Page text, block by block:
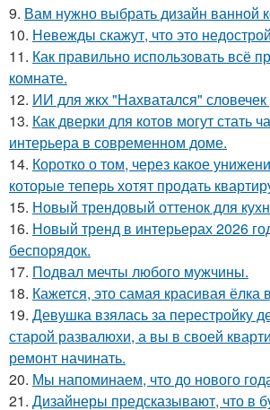
9. Вам нужно выбрать дизайн ванной
10. Невежды скажут, что это
11. Как правильно использовать всё
комнате.
12. ИИ для жкх "Нахватался" словечек
13. Как дверки для котов могут стать
интерьера в современном доме.
14. Коротко о том, через какое
которые теперь хотят продать
15. Новый трендовый оттенок для
16. Новый тренд в интерьерах 2026
беспорядок.
17. Подвал мечты любого мужчины.
18. Кажется, это самая красивая ёлка
19. Девушка взялась за перестройку
старой развалюхи, а вы в своей
ремонт начинать.
20. Мы напоминаем, что до нового
21. Дизайнеры предсказывают, что в